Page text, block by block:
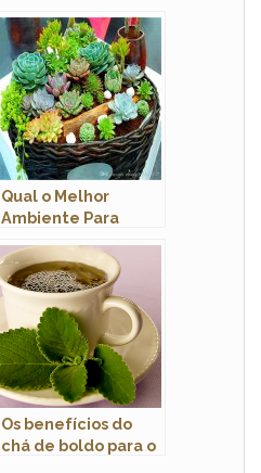
Científico
Qual o Melhor
Ambiente Para
Os benefícios do
chá de boldo para o